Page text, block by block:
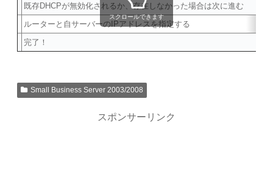
既存DHCPが無効化されるか、存在しなかった場合は次に進む
ルーターと自サーバーのIPアドレスを指定する
完了！
スクロールできます
Small Business Server 2003/2008
スポンサーリンク